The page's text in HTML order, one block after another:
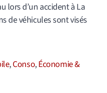
lors d’un accident à La
de véhicules sont visés
,Conso,Économie &